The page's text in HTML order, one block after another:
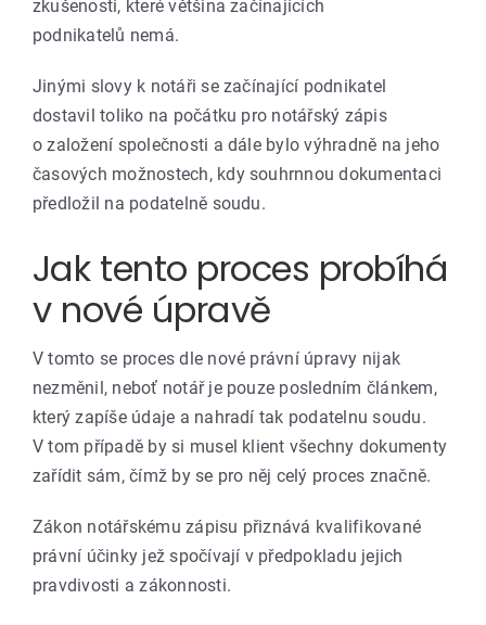
zkušenosti, které většina začínajících
podnikatelů nemá.
Jinými slovy k notáři se začínající podnikatel
dostavil toliko na počátku pro notářský zápis
o založení společnosti a dále bylo výhradně na jeho
časových možnostech, kdy souhrnnou dokumentaci
předložil na podatelně soudu.
Jak tento proces probíhá
v nové úpravě
V tomto se proces dle nové právní úpravy nijak
nezměnil, neboť notář je pouze posledním článkem,
který zapíše údaje a nahradí tak podatelnu soudu.
V tom případě by si musel klient všechny dokumenty
zařídit sám, čímž by se pro něj celý proces značně.
Zákon notářskému zápisu přiznává kvalifikované
právní účinky jež spočívají v předpokladu jejich
pravdivosti a zákonnosti.